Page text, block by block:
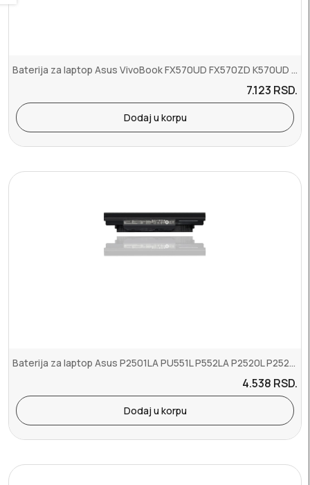
Baterija za laptop Asus VivoBook FX570UD FX570ZD K570UD X570 X570DD...
7.123 RSD.
Dodaj u korpu
Baterija za laptop Asus P2501LA PU551L P552LA P2520L P2520LJ PU551L...
4.538 RSD.
Dodaj u korpu